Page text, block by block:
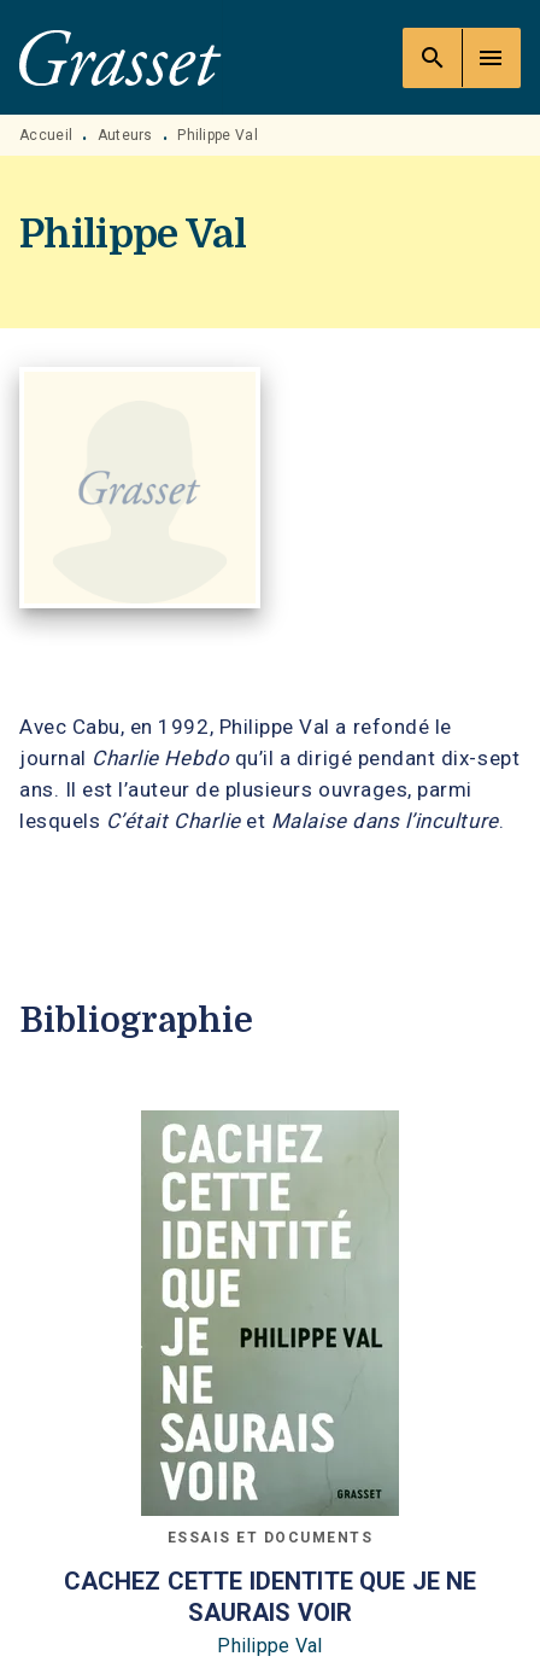
MENU RECHERCHE
PIED DE PAGE
search menu
Accueil • Auteurs • Philippe Val
Philippe Val
Avec Cabu, en 1992, Philippe Val a refondé le
journal Charlie Hebdo qu’il a dirigé pendant dix-sept
ans. Il est l’auteur de plusieurs ouvrages, parmi
lesquels C’était Charlieet Malaise dans l’inculture.
Bibliographie
ESSAIS ET DOCUMENTS
CACHEZ CETTE IDENTITE QUE JE NE
SAURAIS VOIR
Philippe Val